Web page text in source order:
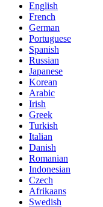
English
French
German
Portuguese
Spanish
Russian
Japanese
Korean
Arabic
Irish
Greek
Turkish
Italian
Danish
Romanian
Indonesian
Czech
Afrikaans
Swedish